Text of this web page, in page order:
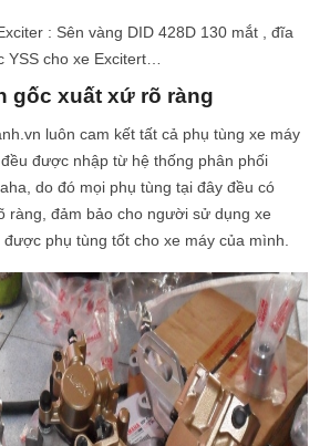
: Sên vàng DID 428D 130 mắt , đĩa
YSS cho xe Excitert…
gốc xuất xứ rõ ràng
luôn cam kết tất cả phụ tùng xe máy
được nhập từ hệ thống phân phối
do đó mọi phụ tùng tại đây đều có
ràng, đảm bảo cho người sử dụng xe
phụ tùng tốt cho xe máy của mình.